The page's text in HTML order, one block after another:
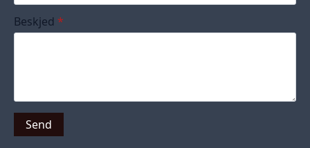
Beskjed *
Send